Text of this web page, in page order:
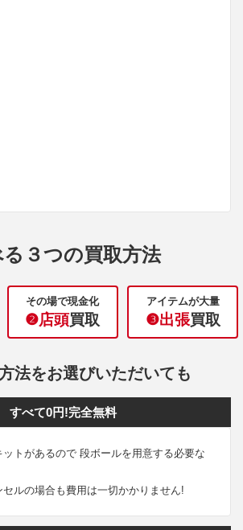
３つの買取方法
その場で現金化
❷店頭買取
アイテムが大量
❸出張買取
法をお選びいただいても
すべて0円!完全無料
トがあるので 段ボールを用意する必要な
ルの場合も費用は一切かかりません!